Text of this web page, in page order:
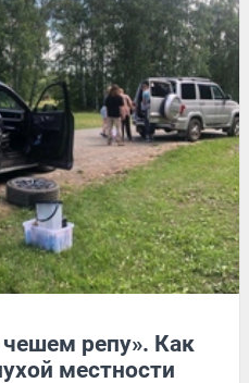
репу». Как
местности